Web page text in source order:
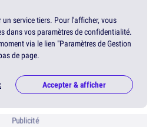
service tiers. Pour l'afficher, vous
dans vos paramètres de confidentialité.
via le lien "Paramètres de Gestion
de page.
Accepter & afficher
Publicité